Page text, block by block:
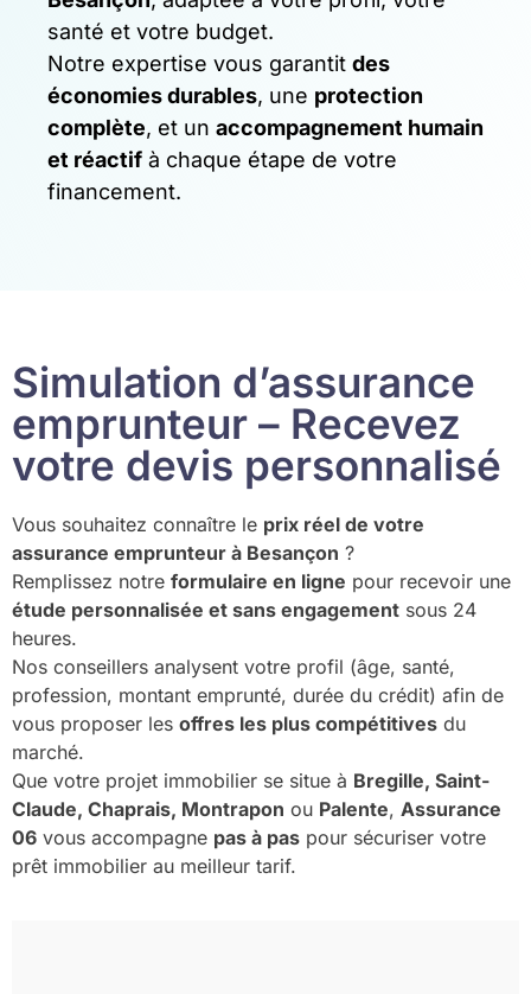
santé et votre budget.
Notre expertise vous garantitdes
économies durables, une protection
complète, et unaccompagnement humain
et réactif à chaque étape de votre
financement.
Simulation d’assurance
emprunteur – Recevez
votre devis personnalisé
Vous souhaitez connaître le prix réel de votre
assurance emprunteur à Besançon ?
Remplissez notre formulaire en ligne pour recevoir une
étude personnalisée et sans engagement sous 24
heures.
Nos conseillers analysent votre profil (âge, santé,
profession, montant emprunté, durée du crédit) afin de
vous proposer les offres les plus compétitives du
marché.
Que votre projet immobilier se situe à Bregille, Saint-
Claude, Chaprais, Montrapon ou Palente, Assurance
06 vous accompagne pas à pas pour sécuriser votre
prêt immobilier au meilleur tarif.